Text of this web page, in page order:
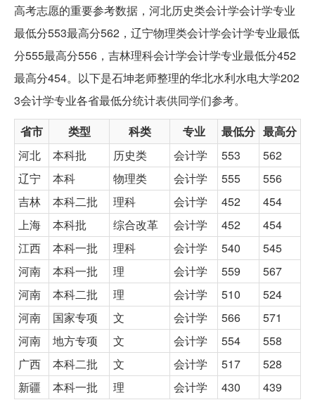
高考志愿的重要参考数据，河北历史类会计学会计学专业
最低分553最高分562，辽宁物理类会计学会计学专业最低
分555最高分556，吉林理科会计学会计学专业最低分452
最高分454。以下是石坤老师整理的华北水利水电大学202
3会计学专业各省最低分统计表供同学们参考。
省市
类型 科类 专业 最低分 最高分
河北
本科批 历史类 会计学 553
562
辽宁
本科 物理类 会计学 555
556
吉林
本科二批 理科 会计学 452
454
上海
本科批 综合改革 会计学 452
454
江西
本科一批 理科 会计学 540
545
河南
本科一批 理 会计学 559
567
河南
本科二批 理 会计学 510
524
河南
国家专项 文 会计学 566
571
河南
地方专项 文 会计学 554
558
广西
本科二批 文 会计学 517
528
新疆
本科一批 理 会计学 430
439